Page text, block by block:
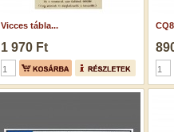
Vicces tábla...
1 970 Ft